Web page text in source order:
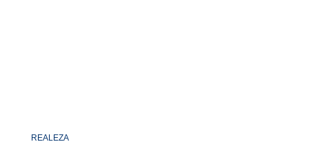
REALEZA